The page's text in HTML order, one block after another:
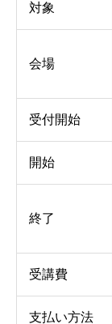
対象
会場
受付開始
開始
終了
受講費
支払い方法